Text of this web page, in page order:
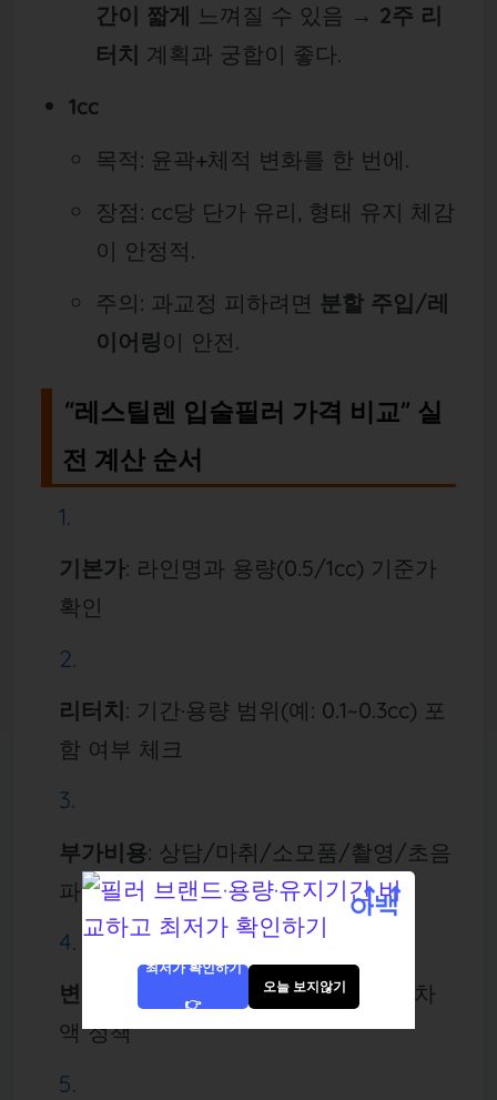
간이 짧게 느껴질 수 있음 → 2주 리
터치 계획과 궁합이 좋다.
1cc
목적: 윤곽+체적 변화를 한 번에.
장점: cc당 단가 유리, 형태 유지 체감
이 안정적.
주의: 과교정 피하려면 분할 주입/레
이어링이 안전.
“레스틸렌 입술필러 가격 비교” 실
전 계산 순서
기본가: 라인명과 용량(0.5/1cc) 기준가
확인
리터치: 기간·용량 범위(예: 0.1~0.3cc) 포
함 여부 체크
부가비용: 상담/마취/소모품/촬영/초음
파 포함·별도 구분
변경 업차지
: 다른 라인으로 바꿀 때 차
액 정책
최저가 확인하기
👉
오늘 보지않기